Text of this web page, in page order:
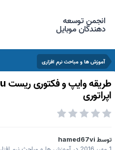
انجمن توسعه
دهندگان موبایل
آموزش ها و مباحث نرم افزاری
hamed67vi